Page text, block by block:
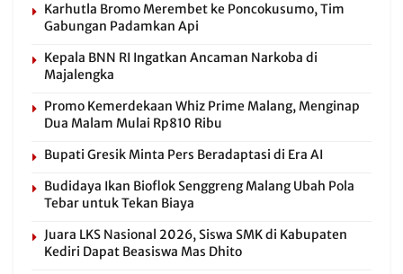
Karhutla Bromo Merembet ke Poncokusumo, Tim
Gabungan Padamkan Api
Kepala BNN RI Ingatkan Ancaman Narkoba di
Majalengka
Promo Kemerdekaan Whiz Prime Malang, Menginap
Dua Malam Mulai Rp810 Ribu
Bupati Gresik Minta Pers Beradaptasi di Era AI
Budidaya Ikan Bioflok Senggreng Malang Ubah Pola
Tebar untuk Tekan Biaya
Juara LKS Nasional 2026, Siswa SMK di Kabupaten
Kediri Dapat Beasiswa Mas Dhito